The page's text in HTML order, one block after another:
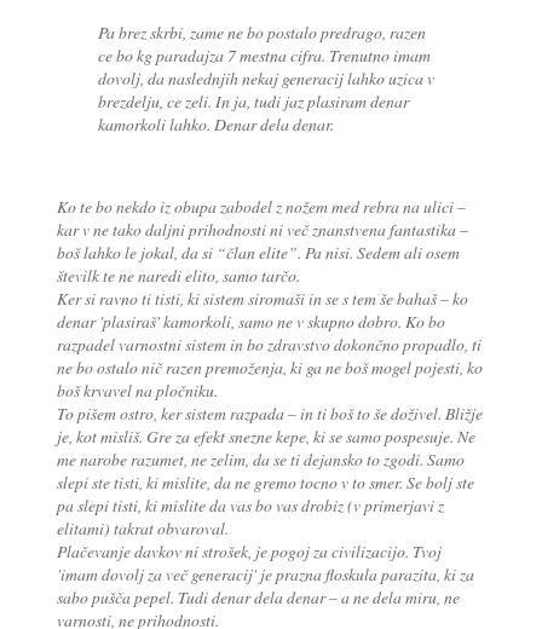
Pa brez skrbi, zame ne bo postalo predrago, razen
ce bo kg paradajza 7 mestna cifra. Trenutno imam
dovolj, da naslednjih nekaj generacij lahko uzica v
brezdelju, ce zeli. In ja, tudi jaz plasiram denar
kamorkoli lahko. Denar dela denar.
Ko te bo nekdo iz obupa zabodel z nožem med rebra na ulici –
kar v ne tako daljni prihodnosti ni več znanstvena fantastika –
boš lahko le jokal, da si “član elite”. Pa nisi. Sedem ali osem
številk te ne naredi elito, samo tarčo.
Ker si ravno ti tisti, ki sistem siromaši in se s tem še bahaš – ko
denar 'plasiraš' kamorkoli, samo ne v skupno dobro. Ko bo
razpadel varnostni sistem in bo zdravstvo dokončno propadlo, ti
ne bo ostalo nič razen premoženja, ki ga ne boš mogel pojesti, ko
boš krvavel na pločniku.
To pišem ostro, ker sistem razpada – in ti boš to še doživel. Bližje
je, kot misliš. Gre za efekt snezne kepe, ki se samo pospesuje. Ne
me narobe razumet, ne zelim, da se ti dejansko to zgodi. Samo
slepi ste tisti, ki mislite, da ne gremo tocno v to smer. Se bolj ste
pa slepi tisti, ki mislite da vas bo vas drobiz (v primerjavi z
elitami) takrat obvaroval.
Plačevanje davkov ni strošek, je pogoj za civilizacijo. Tvoj
'imam dovolj za več generacij' je prazna floskula parazita, ki za
sabo pušča pepel. Tudi denar dela denar – a ne dela miru, ne
varnosti, ne prihodnosti.